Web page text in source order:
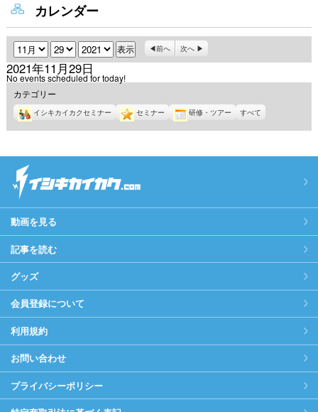
カレンダー
月 日 年 前へ 次へ
2021年11月29日
No events scheduled for today!
カテゴリー
イシキカイカクセミナー セミナー 研修・ツアー すべて
動画を見る
記事を読む
グッズ
会員登録について
利用規約
お問い合わせ
プライバシーポリシー